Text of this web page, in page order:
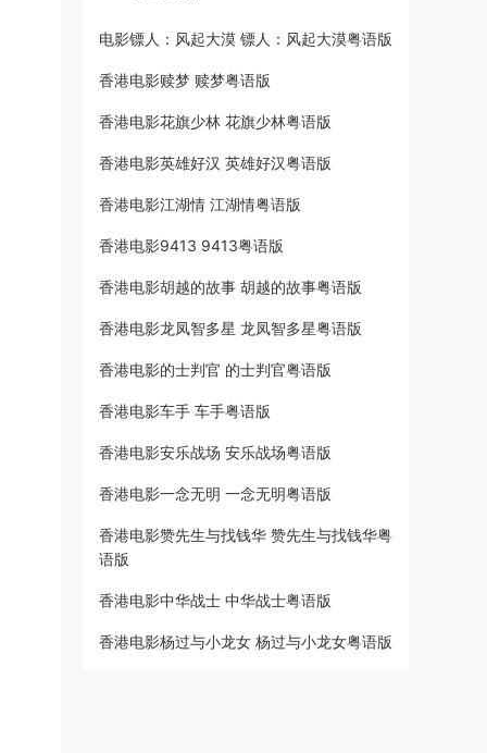
电影镖人：风起大漠 镖人：风起大漠粤语版
香港电影赎梦 赎梦粤语版
香港电影花旗少林 花旗少林粤语版
香港电影英雄好汉 英雄好汉粤语版
香港电影江湖情 江湖情粤语版
香港电影9413 9413粤语版
香港电影胡越的故事 胡越的故事粤语版
香港电影龙凤智多星 龙凤智多星粤语版
香港电影的士判官 的士判官粤语版
香港电影车手 车手粤语版
香港电影安乐战场 安乐战场粤语版
香港电影一念无明 一念无明粤语版
香港电影赞先生与找钱华 赞先生与找钱华粤
语版
香港电影中华战士 中华战士粤语版
香港电影杨过与小龙女 杨过与小龙女粤语版